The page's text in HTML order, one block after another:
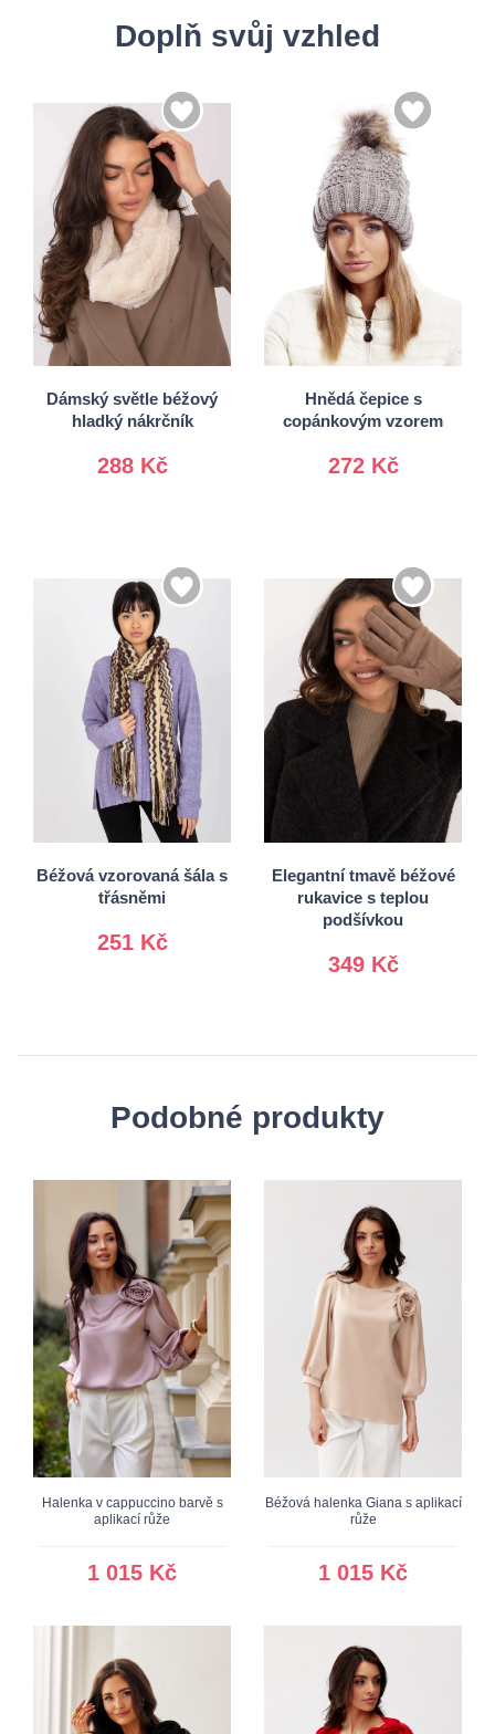
Doplň svůj vzhled
Dámský světle béžový
hladký nákrčník
288 Kč
Univerzální
Hnědá čepice s
copánkovým vzorem
272 Kč
Univerzální
Béžová vzorovaná šála s
třásněmi
251 Kč
Univerzální
Elegantní tmavě béžové
rukavice s teplou
podšívkou
349 Kč
Podobné produkty
Halenka v cappuccino barvě s
aplikací růže
1 015 Kč
Béžová halenka Giana s aplikací
růže
1 015 Kč